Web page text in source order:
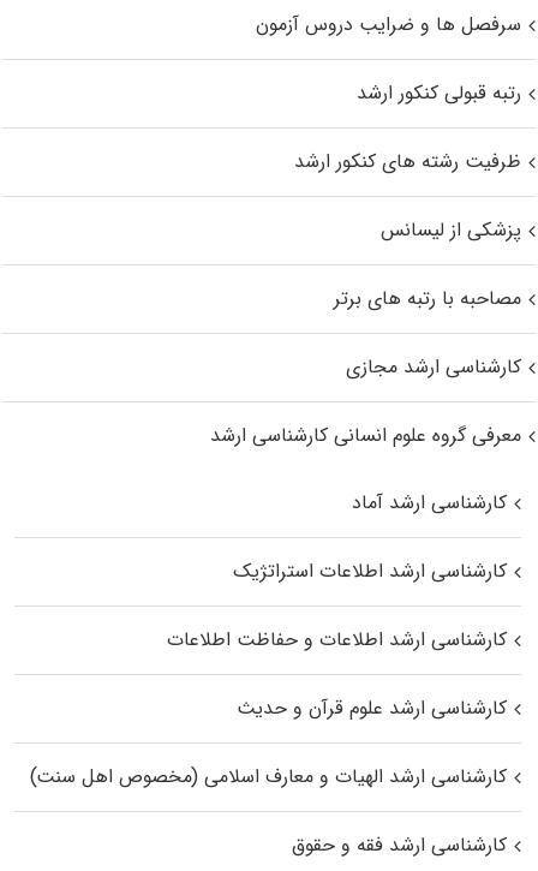
سرفصل ها و ضرایب دروس آزمون
رتبه قبولی کنکور ارشد
ظرفیت رشته های کنکور ارشد
پزشکی از لیسانس
مصاحبه با رتبه های برتر
کارشناسی ارشد مجازی
معرفی گروه علوم انسانی کارشناسی ارشد
کارشناسی ارشد آماد
کارشناسی ارشد اطلاعات استراتژیک
کارشناسی ارشد اطلاعات و حفاظت اطلاعات
کارشناسی ارشد علوم قرآن و حدیث
کارشناسی ارشد الهیات و معارف اسلامی (مخصوص اهل سنت)
کارشناسی ارشد فقه و حقوق